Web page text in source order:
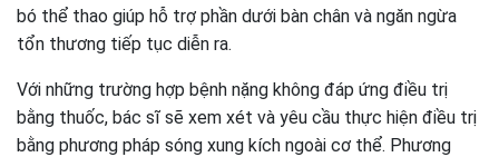
bó thể thao giúp hỗ trợ phần dưới bàn chân và ngăn ngừa
tổn thương tiếp tục diễn ra.
Với những trường hợp bệnh nặng không đáp ứng điều trị
bằng thuốc, bác sĩ sẽ xem xét và yêu cầu thực hiện điều trị
bằng phương pháp sóng xung kích ngoài cơ thể. Phương